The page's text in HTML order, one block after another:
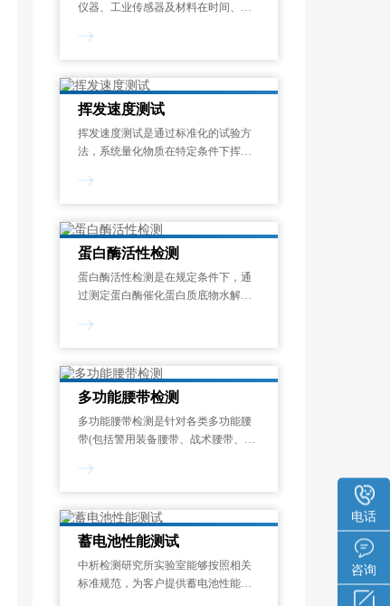
电话
咨询
仪器、工业传感器及材料在时间、温
能参数偏离初始设定值的程度的标准
件、工业设备及精密仪器中，关键性
能参数随时间
挥发速度测试
挥发速度测试是通过标准化的试验方
法，系统量化物质在特定条件下挥发
试结果以单位时间的质量损失来表
化配方设计并满足法规要求，广泛应
用于化工、涂料、
蛋白酶活性检测
蛋白酶活性检测是在规定条件下，通
过测定蛋白酶催化蛋白质底物水解生
能力的标准化测试过程。酶活力单位
pH条件下，1分钟内水解蛋白质底物
释放1μmol显色呈
多功能腰带检测
多功能腰带检测是针对各类多功能腰
带(包括警用装备腰带、战术腰带、工
性能、化学安全性、环境适应性和使
程。其目的在于验证腰带是否符合国
家强制性
蓄电池性能测试
中析检测研究所实验室能够按照相关
标准规范，为客户提供蓄电池性能测